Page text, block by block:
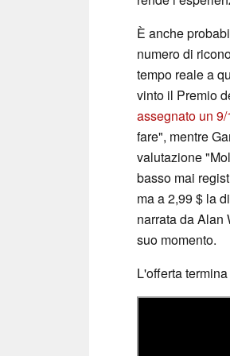
È anche
numero di
tempo reale a
vinto il Premio
assegnato un 9/
fare", mentre
valutazione
basso mai
ma a 2,99 $ la
narrata da Alan
suo momento.
L'offerta